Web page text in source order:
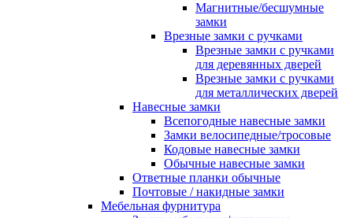
Магнитные/бесшумные
замки
Врезные замки с ручками
Врезные замки с ручками
для деревянных дверей
Врезные замки с ручками
для металлических дверей
Навесные замки
Всепогодные навесные замки
Замки велосипедные/тросовые
Кодовые навесные замки
Обычные навесные замки
Ответные планки обычные
Почтовые / накидные замки
Мебельная фурнитура